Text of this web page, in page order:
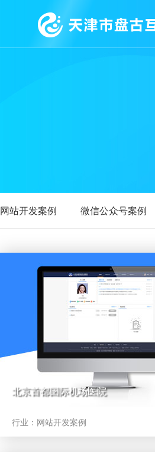
网站开发案例 微信公众号案例
北京首都国际机场医院
行业： 网站开发案例